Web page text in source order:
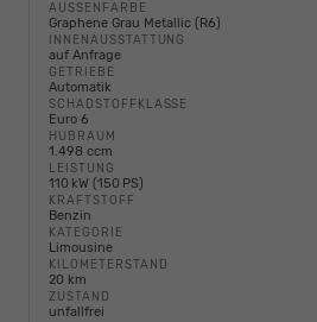
AUSSENFARBE
Graphene Grau Metallic (R6)
INNENAUSSTATTUNG
auf Anfrage
GETRIEBE
Automatik
SCHADSTOFFKLASSE
Euro 6
HUBRAUM
1.498 ccm
LEISTUNG
110 kW (150 PS)
KRAFTSTOFF
Benzin
KATEGORIE
Limousine
KILOMETERSTAND
20 km
ZUSTAND
unfallfrei